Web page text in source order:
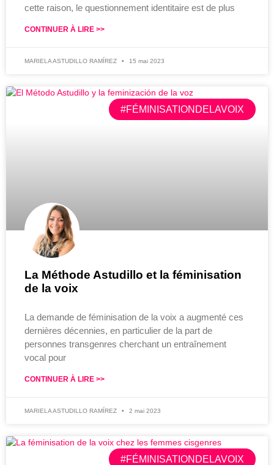
cette raison, le questionnement identitaire est de plus
CONTINUER À LIRE >>
MARIELA ASTUDILLO RAMÍREZ 15 mai 2023
#FÉMINISATIONDELAVOIX
La Méthode Astudillo et la féminisation
de la voix
La demande de féminisation de la voix a augmenté ces
dernières décennies, en particulier de la part de
personnes transgenres cherchant un entraînement
vocal pour
CONTINUER À LIRE >>
MARIELA ASTUDILLO RAMÍREZ 2 mai 2023
#FÉMINISATIONDELAVOIX